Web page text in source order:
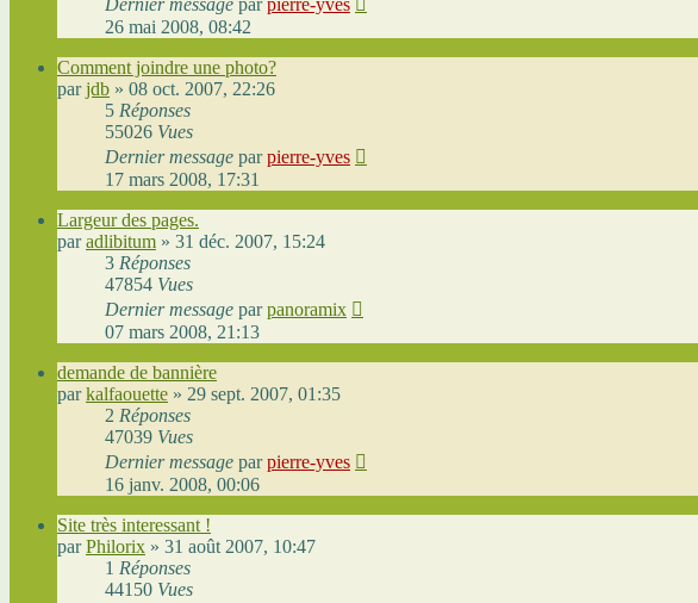
Dernier message parpierre-yves
26 mai 2008, 08:42
Comment joindre une photo?
parjdb » 08 oct. 2007, 22:26
5 Réponses
55026 Vues
Dernier message parpierre-yves
17 mars 2008, 17:31
Largeur des pages.
paradlibitum » 31 déc. 2007, 15:24
3 Réponses
47854 Vues
Dernier message parpanoramix
07 mars 2008, 21:13
demande de bannière
parkalfaouette » 29 sept. 2007, 01:35
2 Réponses
47039 Vues
Dernier message parpierre-yves
16 janv. 2008, 00:06
Site très interessant !
parPhilorix » 31 août 2007, 10:47
1 Réponses
44150 Vues